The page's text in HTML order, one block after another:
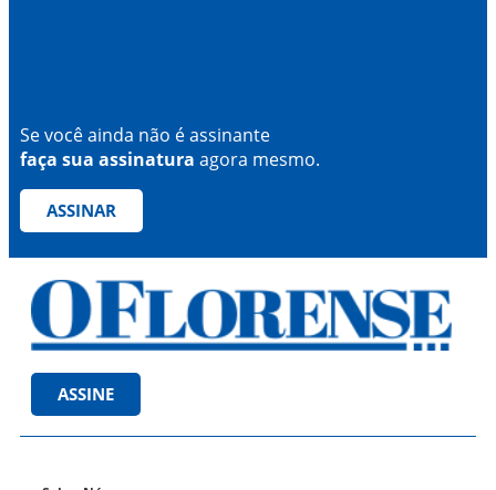
Se você ainda não é assinante
faça sua assinatura agora mesmo.
ASSINAR
ASSINE